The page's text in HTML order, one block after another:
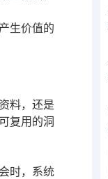
生价值的
料，还是
复用的洞
时，系统